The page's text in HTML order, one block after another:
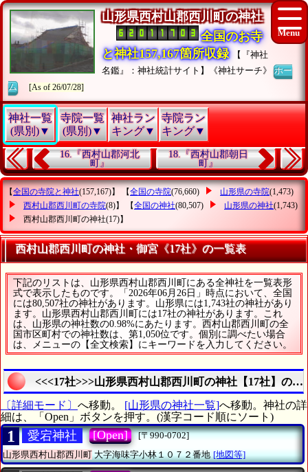
山形県西村山郡西川町の神社
全国のお寺
と神社157,167箇所収録
【『神社
名鑑』：神社統計サイト】《神社サーチ》ホー
ム
[As of 26/07/28]
神社一覧
(県別)▼
寺院一覧
(県別)▼
神社ラン
キング▼
寺院ラン
キング▼
16.『西村山郡河北
町』
18.『西村山郡朝日
町』
【全国の寺院と神社(157,167)】 【全国の寺院(76,660) 山形県の寺院(1,473)
西村山郡西川町の寺院(8)】 【全国の神社(80,507) 山形県の神社(1,743)
西村山郡西川町の神社(17)】
西村山郡西川町の神社・御宮《17社》の一覧表
下記のリストは、山形県西村山郡西川町にある全神社を一覧表形
式で表示したものです。「2026年06月26日」時点において、全国
には80,507社の神社があります。山形県には1,743社の神社があり
ます。山形県西村山郡西川町には17社の神社があります。これ
は、山形県の神社数の0.98%にあたります。西村山郡西川町の全
国市区町村での神社数は、第1,050位です。個別に調べたい場合
は、メニューの【全文検索】にキーワードを入力してください。
<<<17社>>>山形県西村山郡西川町の神社【17社】の詳
〔詳細モード〕 へ移動。 [山形県の神社一覧]へ移動。神社の詳
細は、「Open」ボタンを押す。(漢字コード順にソート)
1 愛宕神社 [Open]
[〒990-0702]
山形県西村山郡西川町大字海味字小林１０７２番地 [地図等]